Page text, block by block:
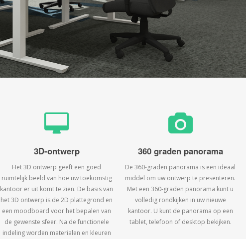
3D-ontwerp
Het 3D ontwerp geeft een goed
ruimtelijk beeld van hoe uw toekomstig
kantoor er uit komt te zien. De basis van
het 3D ontwerp is de 2D plattegrond en
een moodboard voor het bepalen van
de gewenste sfeer. Na de functionele
indeling worden materialen en kleuren
360 graden panorama
De 360-graden panorama is een ideaal
middel om uw ontwerp te presenteren.
Met een 360-graden panorama kunt u
volledig rondkijken in uw nieuwe
kantoor. U kunt de panorama op een
tablet, telefoon of desktop bekijken.